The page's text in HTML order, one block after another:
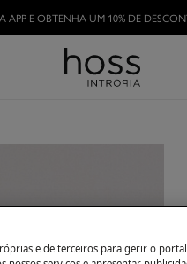
SE HOSSLOVERE APROVEITE AS
e de terceiros para gerir o